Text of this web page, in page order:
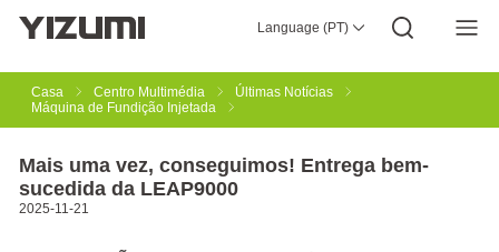
Language (PT)
Sobre Nós YIZUMI 4.0
Sabedoria Global
Centro Multimédia
Relações com Investidores
Transferir
Casa
Centro Multimédia
Últimas Notícias
Máquina de Fundição Injetada
Mais uma vez, conseguimos! Entrega bem-
sucedida da LEAP9000
2025-11-21